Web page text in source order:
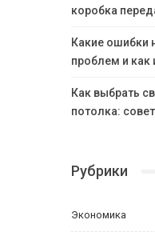
коробка
Какие ошибки
проблем и как
Как выбрать
потолка:
Рубрики
Экономика